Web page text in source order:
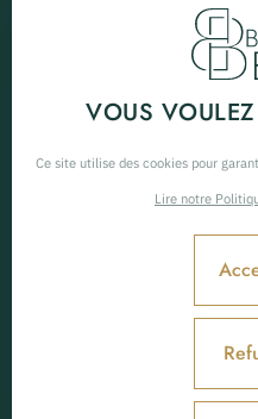
Big Bear c'est quoi ?
VOUS
Ce site utilise des cookies pour
Lire notre